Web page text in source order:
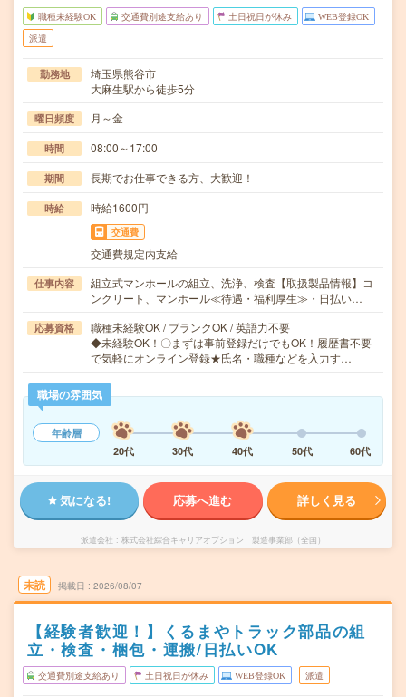
職種未経験OK 交通費別途支給あり 土日祝日が休み WEB登録OK
派遣
勤務地
埼玉県熊谷市
大麻生駅から徒歩5分
曜日頻度 月～金
時間 08:00～17:00
期間 長期でお仕事できる方、大歓迎！
時給 時給1600円
交通費
交通費規定内支給
仕事内容
組立式マンホールの組立、洗浄、検査【取扱製品情報】コ
ンクリート、マンホール≪待遇・福利厚生≫・日払い…
応募資格
職種未経験OK / ブランクOK / 英語力不要
◆未経験OK！〇まずは事前登録だけでもOK！履歴書不要
で気軽にオンライン登録★氏名・職種などを入力す…
職場の雰囲気
年齢層
20代
30代 40代 50代 60代
気になる! 応募へ進む 詳しく見る
派遣会社 株式会社綜合キャリアオプション 製造事業部（全国）
未読 掲載日 2026/08/07
【経験者歓迎！】くるまやトラック部品の組
立・検査・梱包・運搬/日払いOK
交通費別途支給あり 土日祝日が休み WEB登録OK 派遣